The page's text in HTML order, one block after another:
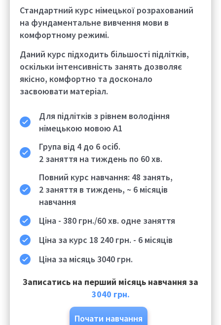
Стандартний курс німецької розрахований
на фундаментальне вивчення мови в
комфортному режимі.
Даний курс підходить більшості підлітків,
оскільки інтенсивність занять дозволяє
якісно, комфортно та досконало
засвоювати матеріал.
Для підлітків з рівнем володіння
німецькою мовою А1
Група від 4 до 6 осіб.
2 заняття на тиждень по 60 хв.
Повний курс навчання: 48 занять,
2 заняття в тиждень, ~6 місяців
навчання
Ціна - 380грн./60 хв. одне заняття
Ціна за курс 18 240 грн. - 6місяців
Ціна за місяць 3040 грн.
Записатись на перший місяць навчання за
3040 грн.
Почати навчання